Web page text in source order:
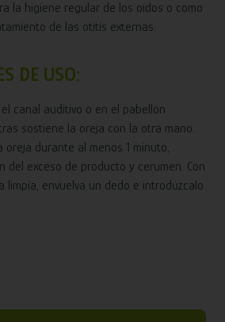
la higiene regular de los oídos o como
de las otitis externas.
DE USO:
canal auditivo o en el pabellón
sostiene la oreja con la otra mano.
oreja durante al menos 1 minuto,
del exceso de producto y cerumen. Con
limpia, envuelva un dedo e introdúzcalo